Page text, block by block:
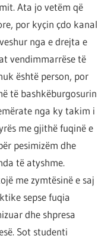
Ata jo vetëm që
por kyçin çdo kanal
nga e drejta e
vendimmarrëse të
është person, por
të bashkëburgosurin
nga ky takim i
me gjithë fuqinë e
pesimizëm dhe
të atyshme.
me zymtësinë e saj
sepse fuqia
dhe shpresa
Sot studenti